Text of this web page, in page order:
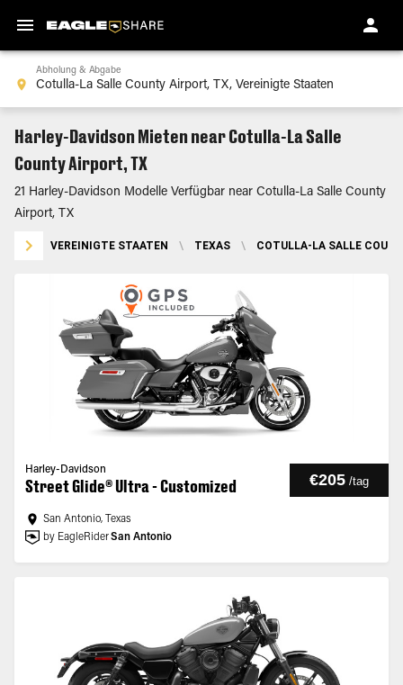
Abholung & Abgabe
Harley-Davidson Mieten near Cotulla-La Salle
County Airport, TX
21 Harley-Davidson Modelle Verfügbar near Cotulla-La Salle County
Airport, TX
VEREINIGTE STAATEN \ TEXAS \ COTULLA-LA SALLE
Harley-Davidson
Street Glide® Ultra - Customized €205 /tag
San Antonio, Texas
by EagleRiderSan Antonio